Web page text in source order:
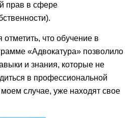
прав в сфере
отметить, что обучение в
«Адвокатура» позволило
и знания, которые не
в профессиональной
моем случае, уже находят свое